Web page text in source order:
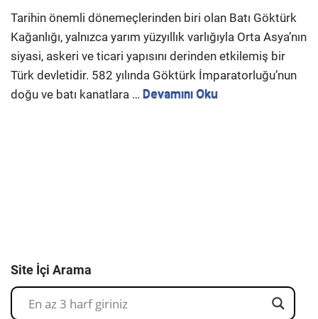
Tarihin önemli dönemeçlerinden biri olan Batı Göktürk
Kağanlığı, yalnızca yarım yüzyıllık varlığıyla Orta Asya’nın
siyasi, askeri ve ticari yapısını derinden etkilemiş bir
Türk devletidir. 582 yılında Göktürk İmparatorluğu’nun
doğu ve batı kanatlara … Devamını Oku
Site İçi Arama